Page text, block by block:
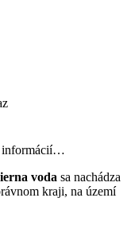
informácií…
voda sa nachádza
kraji, na území